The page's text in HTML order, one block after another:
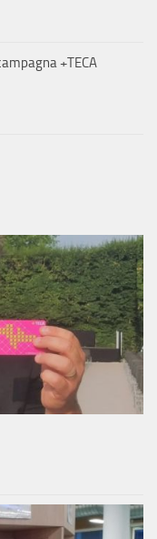
+TECA